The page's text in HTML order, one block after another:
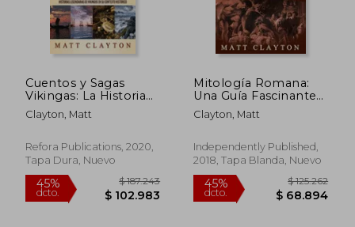
dcto. $ 94.946 dcto. $
Cuentos y Sagas
Vikingas: La Historia
Fascinante de Ragnar
Lothbrok, Ivar el
Lagertha, Entre
Otros, así Como
Legendarias. En su
Contexto Histórico
Clayton, Matt
Refora Publications, 2020,
Tapa Dura, Nuevo
Mitología Romana:
Una Guía Fascinante
de los Dioses
Romanos, Diosas y
Clayton, Matt
Independently Published,
2018, Tapa Blanda, Nuevo